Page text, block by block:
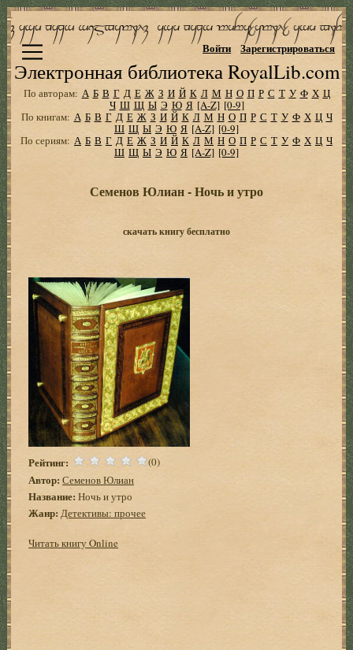
Электронная библиотека RoyalLib.com
Войти Зарегистрироваться
По авторам: А Б В Г Д Е Ж З И Й К Л М Н О П Р С Т У Ф Х Ц
Ч Ш Щ Ы Э Ю Я [A-Z] [0-9]
По книгам: А Б В Г Д Е Ж З И Й К Л М Н О П Р С Т У Ф Х Ц Ч
Ш Щ Ы Э Ю Я [A-Z] [0-9]
По сериям: А Б В Г Д Е Ж З И Й К Л М Н О П Р С Т У Ф Х Ц Ч
Ш Щ Ы Э Ю Я [A-Z] [0-9]
Семенов Юлиан - Ночь и утро
скачать книгу бесплатно
Рейтинг: (0)
Автор: Семенов Юлиан
Название: Ночь и утро
Жанр: Детективы: прочее
Читать книгу Online